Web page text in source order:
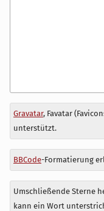
Antwort
Gravatar, Favatar
unterstützt.
BBCode-Formatierung
Umschließende Sterne
kann ein Wort